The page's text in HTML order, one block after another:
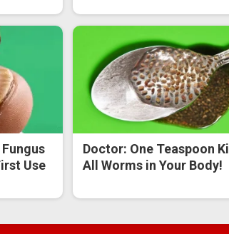
Fungus
Use
Doctor: One Teaspoon
All Worms in Your Body!